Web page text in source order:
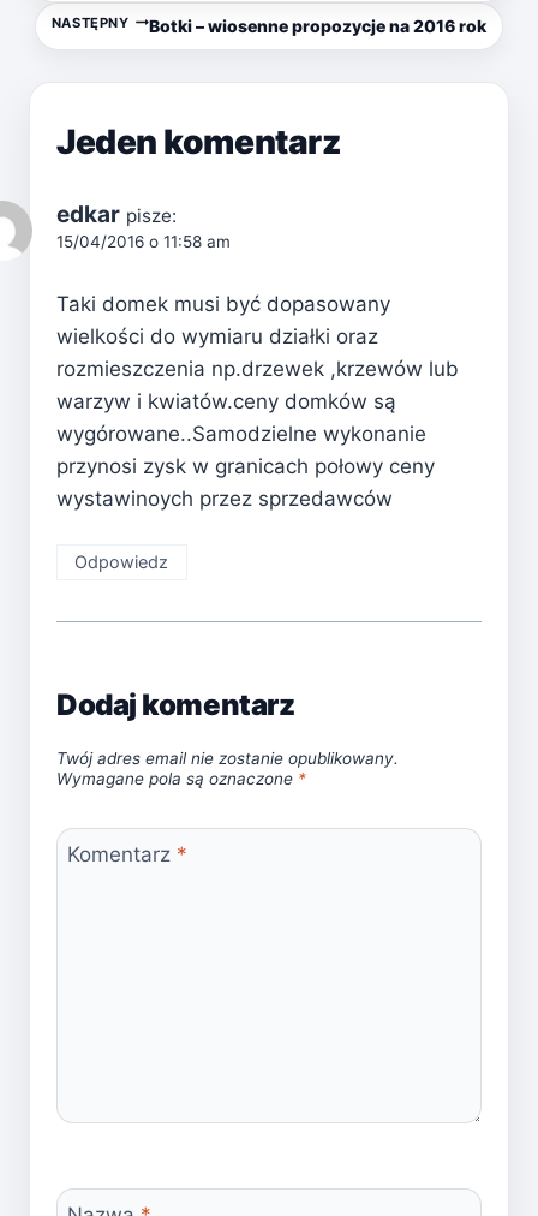
wpisu
NASTĘPNY Botki – wiosenne propozycje na 2016 rok
Jeden komentarz
edkar pisze:
15/04/2016 o 11:58 am
Taki domek musi być dopasowany
wielkości do wymiaru działki oraz
rozmieszczenia np.drzewek ,krzewów lub
warzyw i kwiatów.ceny domków są
wygórowane..Samodzielne wykonanie
przynosi zysk w granicach połowy ceny
wystawinoych przez sprzedawców
Odpowiedz
Dodaj komentarz
Twój adres email nie zostanie opublikowany.
Wymagane pola są oznaczone *
Komentarz *